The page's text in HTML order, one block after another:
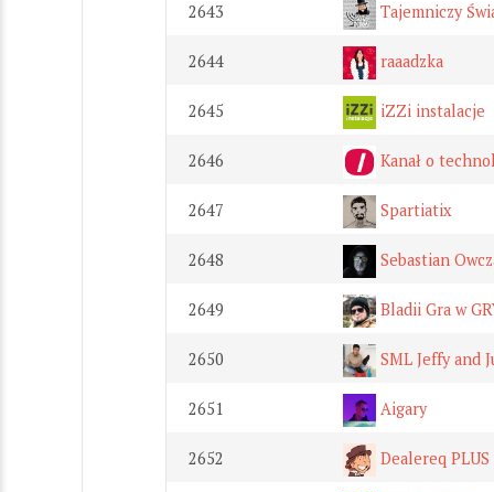
2643 Tajemniczy
2644 raaadzka
2645 iZZi instalacje
2646 Kanał o
2647 Spartiatix
2648 Sebastian
2649 Bladii Gra w
2650 SML Jeffy and
2651 Aigary
2652 Dealereq PLUS